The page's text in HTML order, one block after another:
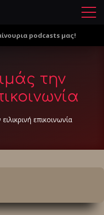
Μ
ο
podcasts μας!
την
επικοινωνία